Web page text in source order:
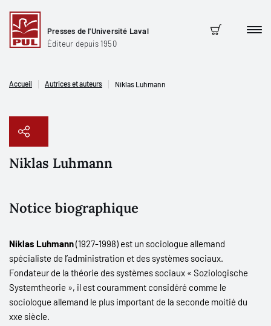
Presses de l'Université Laval
Éditeur depuis 1950
Panier
Accueil Autrices et auteurs Niklas Luhmann
Niklas Luhmann
Notice biographique
Niklas Luhmann(1927-1998) est un sociologue allemand
spécialiste de l’administration et des systèmes sociaux.
Fondateur de la théorie des systèmes sociaux « Soziologische
Systemtheorie », il est couramment considéré comme le
sociologue allemand le plus important de la seconde moitié du
xxe siècle.